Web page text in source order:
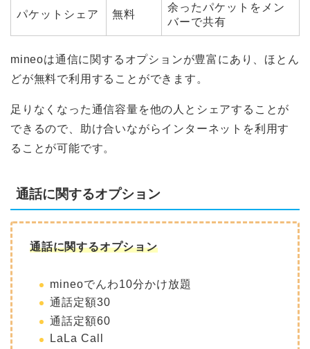
パケットシェア 無料
余ったパケットをメン
バーで共有
mineoは通信に関するオプションが豊富にあり、ほとん
どが無料で利用することができます。
足りなくなった通信容量を他の人とシェアすることが
できるので、助け合いながらインターネットを利用す
ることが可能です。
通話に関するオプション
通話に関するオプション
mineoでんわ10分かけ放題
通話定額30
通話定額60
LaLa Call